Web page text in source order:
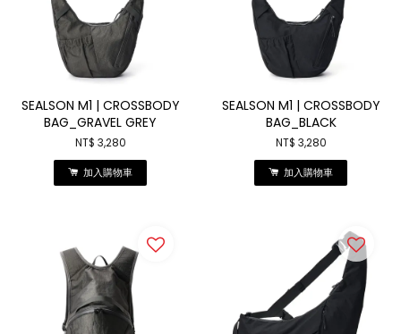
SEALSON M1 | CROSSBODY
BAG_GRAVEL GREY
NT$ 3,280
加入購物車
SEALSON M1 | CROSSBODY
BAG_BLACK
NT$ 3,280
加入購物車